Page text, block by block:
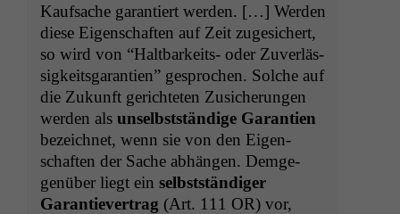
Kauf­sache garantiert wer­den. […] Wer­den
diese Eigen­schaften auf Zeit zugesichert,
so wird von “Halt­barkeits- oder Zuver­läs­
sigkeits­garantien” gesprochen. Solche auf
die Zukun­ft gerichteten Zusicherun­gen
wer­den als unselb­st­ständi­ge Garantien
beze­ich­net, wenn sie von den Eigen­
schaften der Sache abhän­gen. Demge­
genüber liegt ein selb­st­ständi­ger
Garantiev­er­trag (Art. 111 OR) vor,